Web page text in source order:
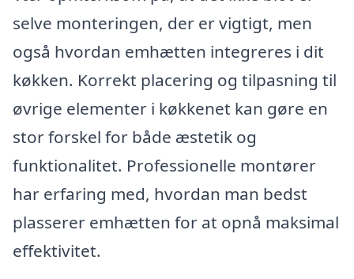
selve monteringen, der er vigtigt, men
også hvordan emhætten integreres i dit
køkken. Korrekt placering og tilpasning til
øvrige elementer i køkkenet kan gøre en
stor forskel for både æstetik og
funktionalitet. Professionelle montører
har erfaring med, hvordan man bedst
plasserer emhætten for at opnå maksimal
effektivitet.